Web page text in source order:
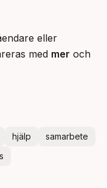
eller
med mer och
hjälp
samarbete